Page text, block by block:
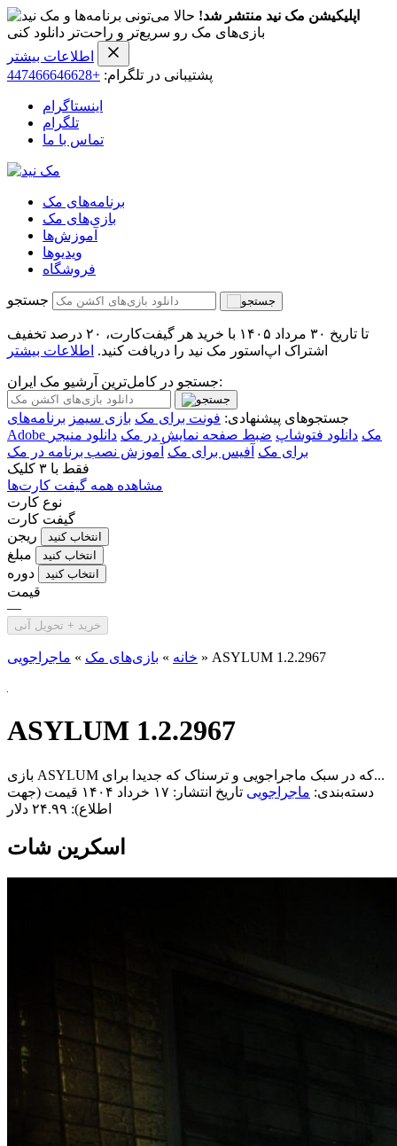
اپلیکیشن مک نید منتشر شد! حالا می‌تونی برنامه‌ها و
بازی‌های مک رو سریع‌تر و راحت‌تر دانلود کنی
اطلاعات بیشتر
پشتیبانی در تلگرام: +447466646628
اینستاگرام
تلگرام
تماس با ما
برنامه‌های مک
بازی‌های مک
آموزش‌ها
ویدیو‌ها
فروشگاه
جستجو
تا تاریخ ۳۰ مرداد ۱۴۰۵ با خرید هر گیفت‌کارت، ۲۰ درصد تخفیف
اشتراک اپ‌استور مک نید را دریافت کنید. اطلاعات بیشتر
جستجو در کامل‌ترین آرشیو مک ایران:
جستجوهای پیشنهادی: فونت برای مک بازی سیمز برنامه‌های
Adobe مک دانلود فتوشاپ ضبط صفحه نمایش در مک دانلود منیجر
برای مک آفیس برای مک آموزش نصب برنامه در مک
فقط با ۳ کلیک
مشاهده همه گیفت کارت‌ها
نوع کارت
گیفت کارت
ریجن
انتخاب کنید
مبلغ انتخاب کنید
دوره انتخاب کنید
قیمت
—
خرید + تحویل آنی
خانه » بازی‌های مک » ماجراجویی » ASYLUM 1.2.2967
ASYLUM 1.2.2967
بازی ASYLUM که در سبک ماجراجویی و ترسناک که جدیدا برای...
دسته‌بندی: ماجراجویی تاریخ انتشار: ۱۷ خرداد ۱۴۰۴
قیمت (جهت
اطلاع): ۲۴.۹۹ دلار
اسکرین شات